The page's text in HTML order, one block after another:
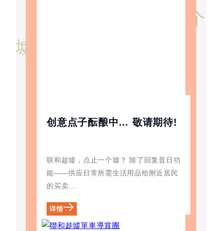
「点止」一个
墟
创意点子酝酿中… 敬请期待!
联和趁墟，点止一个墟？ 除了回复昔日功
能——供应日常所需生活用品给附近居民
的买卖…
详情